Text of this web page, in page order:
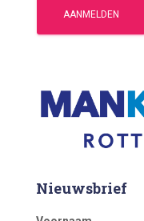
Nieuwsbrief